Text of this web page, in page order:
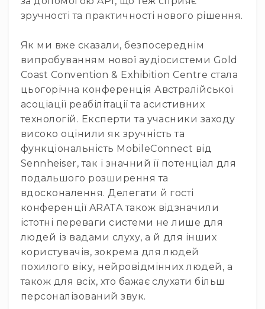
Процесори
звуку
Мікшери
та
консолі
Аудіоінтерфейси
Процесори
та
кросовери
Сплітери,
ді-
бокси
Аксесуари
та
компоненти
Аудикомп'ютери
Програмне
забезпечення
Рекордери
зручності та практичності нового рішення.
Як ми вже сказали, безпосереднім
випробуванням нової аудіосистеми Gold
Coast Convention & Exhibition Centre стала
цьогорічна конференція Австралійської
асоціації реабілітації та асистивних
технологій. Експерти та учасники заходу
високо оцінили як зручність та
функціональність MobileConnect від
Sennheiser, так і значний її потенціал для
подальшого розширення та
вдосконалення. Делегати й гості
конференції ARATA також відзначили
істотні переваги системи не лише для
людей із вадами слуху, а й для інших
користувачів, зокрема для людей
похилого віку, нейровідмінних людей, а
також для всіх, хто бажає слухати більш
персоналізований звук.